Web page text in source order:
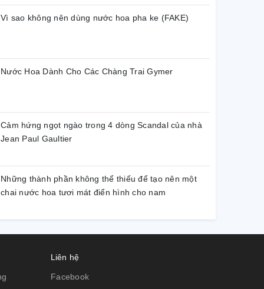
Vì sao không nên dùng nước hoa pha ke (FAKE)
Nước Hoa Dành Cho Các Chàng Trai Gymer
Cảm hứng ngọt ngào trong 4 dòng Scandal của nhà
Jean Paul Gaultier
Những thành phần không thể thiếu để tạo nên một
chai nước hoa tươi mát điển hình cho nam
Liên hệ
Facebook